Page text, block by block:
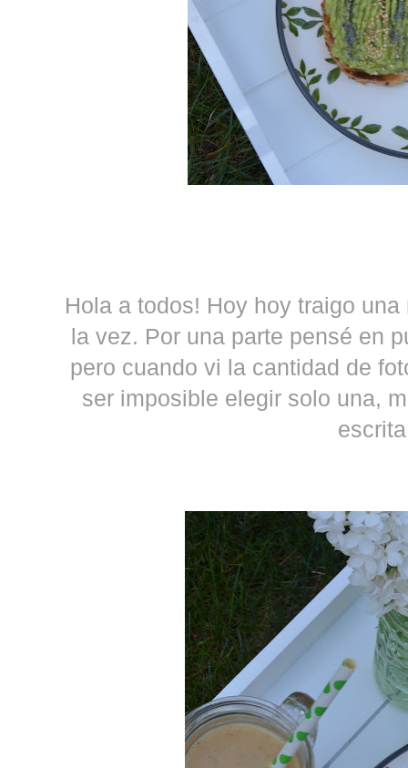
Hola a todos! Hoy hoy traigo
la vez. Por una parte pensé en
pero cuando vi la cantidad de
ser imposible elegir solo una,